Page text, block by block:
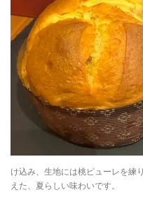
け込み、生地には桃ピューレを練
えた、夏らしい味わいです。